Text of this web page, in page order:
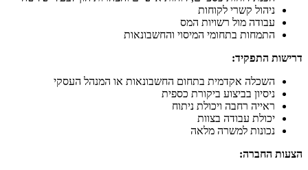
ניהול קשרי לקוחות
עבודה מול רשויות המס
התמחות בתחומי המיסוי והחשבונאות
דרישות התפקיד:
השכלה אקדמית בתחום החשבונאות או המנהל העסקי
ניסיון בביצוע ביקורת כספית
ראייה רחבה ויכולת ניתוח
יכולת עבודה בצוות
נכונות למשרה מלאה
הצעות החברה: